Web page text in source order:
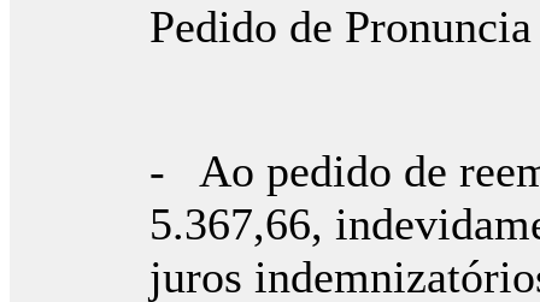
Pedido de
- Ao pedido de
5.367,66,
juros